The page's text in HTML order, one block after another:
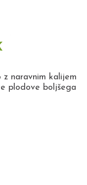
naravnim kalijem
plodove boljšega